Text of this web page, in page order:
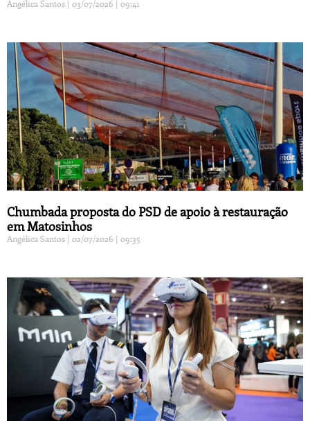
Angélica Santos 03/07/2026 09:41
Chumbada proposta do PSD de apoio à restauração
em Matosinhos
Angélica Santos 02/07/2026 09:35